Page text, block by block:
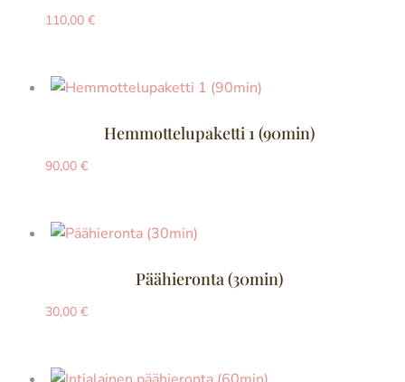
110,00 €
Hemmottelupaketti 1 (90min)
90,00 €
Päähieronta (30min)
30,00 €